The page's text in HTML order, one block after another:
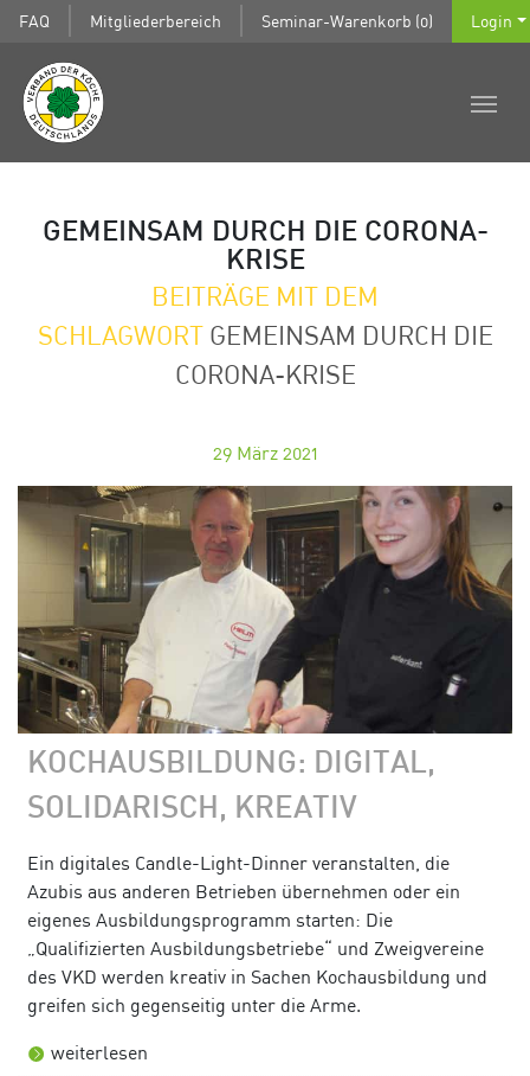
FAQ Mitgliederbereich Seminar-Warenkorb (0) Login
GEMEINSAM DURCH DIE CORONA-
KRISE
BEITRÄGE MIT DEM
SCHLAGWORT GEMEINSAM DURCH DIE
CORONA-KRISE
29 März 2021
KOCHAUSBILDUNG: DIGITAL,
SOLIDARISCH, KREATIV
Ein digitales Candle-Light-Dinner veranstalten, die
Azubis aus anderen Betrieben übernehmen oder ein
eigenes Ausbildungsprogramm starten: Die
„Qualifizierten Ausbildungsbetriebe“ und Zweigvereine
des VKD werden kreativ in Sachen Kochausbildung und
greifen sich gegenseitig unter die Arme.
weiterlesen